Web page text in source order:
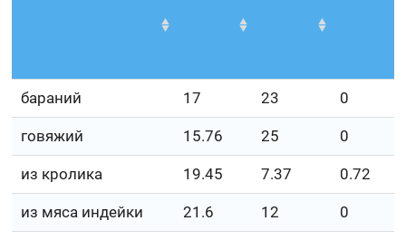
бараний 17 23 0
говяжий 15.76 25 0
из кролика 19.45 7.37 0.72
из мяса индейки 21.6 12 0